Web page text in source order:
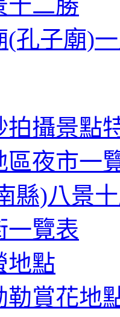
(孔子廟)
拍攝景點
區夜市一
縣)八景
一覽表
地點
勒賞花地